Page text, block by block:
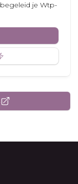
begeleid je Wtp-